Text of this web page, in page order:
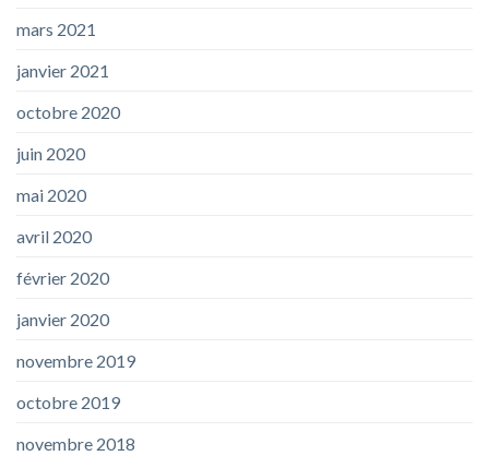
mars 2021
janvier 2021
octobre 2020
juin 2020
mai 2020
avril 2020
février 2020
janvier 2020
novembre 2019
octobre 2019
novembre 2018